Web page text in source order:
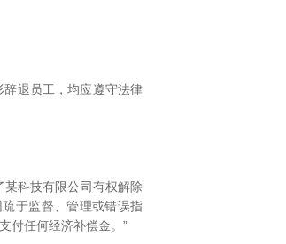
退员工，均应遵守法律
科技有限公司有权解除
于监督、管理或错误指
付任何经济补偿金。”